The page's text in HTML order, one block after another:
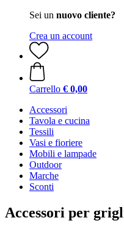
Sei un nuovo cliente?
Crea un account
Carrello € 0,00
Accessori
Tavola e cucina
Tessili
Vasi e fioriere
Mobili e lampade
Outdoor
Marche
Sconti
Accessori per